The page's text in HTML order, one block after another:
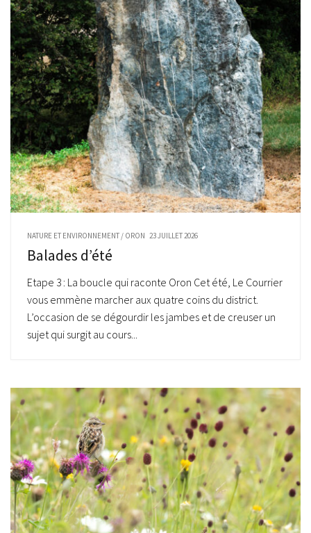
NATURE ET ENVIRONNEMENT / ORON 23 JUILLET 2026
Balades d’été
Etape 3 : La boucle qui raconte Oron Cet été, Le Courrier
vous emmène marcher aux quatre coins du district.
L’occasion de se dégourdir les jambes et de creuser un
sujet qui surgit au cours...